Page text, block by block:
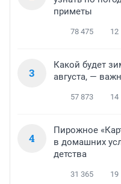
приметы
78 475 12
3
Какой будет
августа, —
57 873 14
4
Пирожное
в домашних
детства
31 365 19